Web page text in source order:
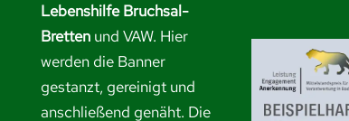
Lebenshilfe Bruchsal-
Bretten und VAW. Hier
werden die Banner
gestanzt, gereinigt und
anschließend genäht. Die